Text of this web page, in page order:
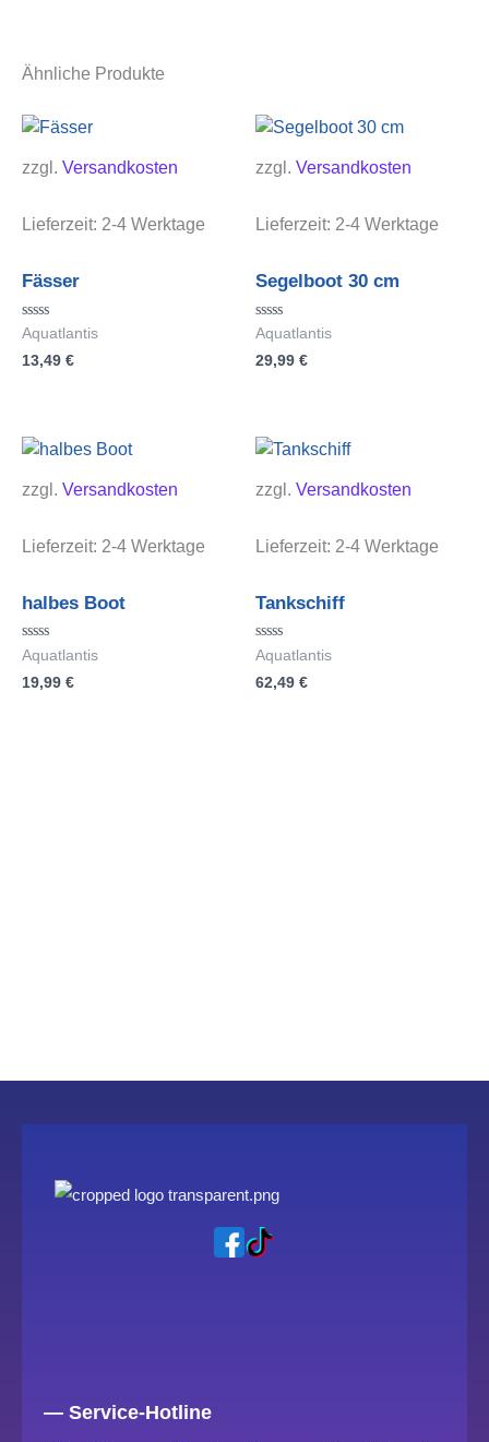
Ähnliche Produkte
zzgl. Versandkosten
Lieferzeit: 2-4 Werktage
Fässer
Bewertet
mit
0
Aquatlantis
13,49 €
zzgl. Versandkosten
Lieferzeit: 2-4 Werktage
Segelboot 30 cm
Bewertet
mit
0
Aquatlantis
29,99 €
zzgl. Versandkosten
Lieferzeit: 2-4 Werktage
halbes Boot
Bewertet
mit
0
Aquatlantis
19,99 €
zzgl. Versandkosten
Lieferzeit: 2-4 Werktage
Tankschiff
Bewertet
mit
0
Aquatlantis
62,49 €
— Service-Hotline